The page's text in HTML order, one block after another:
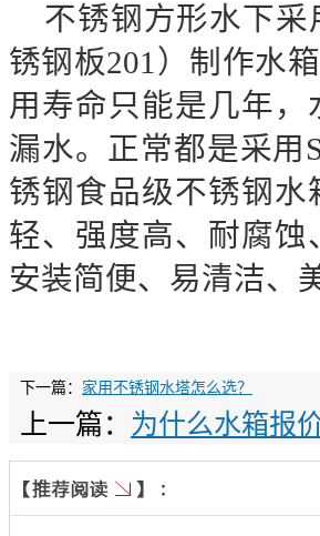
不锈钢方形水下
锈钢板201）制作水
用寿命只能是几年
漏水。正常都是采用
锈钢食品级不锈钢
轻、强度高、耐腐
安装简便、易清洁、
下一篇： 家用不锈钢水塔怎么选？
上一篇： 为什么水箱报